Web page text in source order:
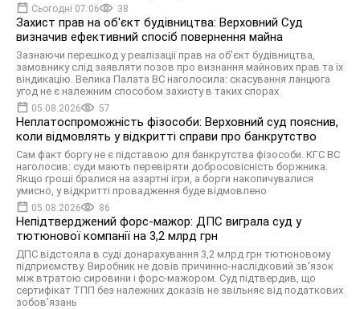
Сьогодні 07:06 38
Захист прав на об'єкт будівництва: Верховний Суд
визначив ефективний спосіб повернення майна
Зазнаючи перешкод у реалізації прав на об'єкт будівництва,
замовнику слід заявляти позов про визнання майнових прав та їх
віндикацію. Велика Палата ВС наголосила: скасування ланцюга
угод не є належним способом захисту в таких спорах
05.08.2026 57
Неплатоспроможність фізособи: Верховний суд пояснив,
коли відмовлять у відкритті справи про банкрутство
Сам факт боргу не є підставою для банкрутства фізособи. КГС ВС
наголосив: суди мають перевіряти добросовісність боржника.
Якщо гроші бралися на азартні ігри, а борги накопичувалися
умисно, у відкритті провадження буде відмовлено
05.08.2026 86
Непідтверджений форс-мажор: ДПС виграла суд у
тютюнової компанії на 3,2 млрд грн
ДПС відстояла в суді донарахування 3,2 млрд грн тютюновому
підприємству. Виробник не довів причинно-наслідковий зв'язок
між втратою сировини і форс-мажором. Суд підтвердив, що
сертифікат ТПП без належних доказів не звільняє від податкових
зобов'язань